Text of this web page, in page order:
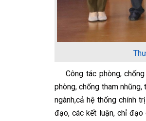
Công tác phòng, chống
phòng, chống tham
ngành,cả hệ thống chính
đạo, các kết luận, chỉ